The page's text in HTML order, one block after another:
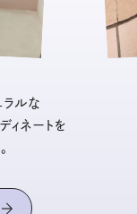
ラルな
ィネートを